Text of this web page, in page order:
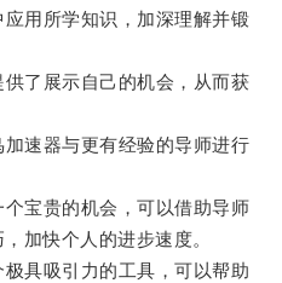
用所学知识，加深理解并锻
了展示自己的机会，从而获
速器与更有经验的导师进行
宝贵的机会，可以借助导师
加快个人的进步速度。
具吸引力的工具，可以帮助